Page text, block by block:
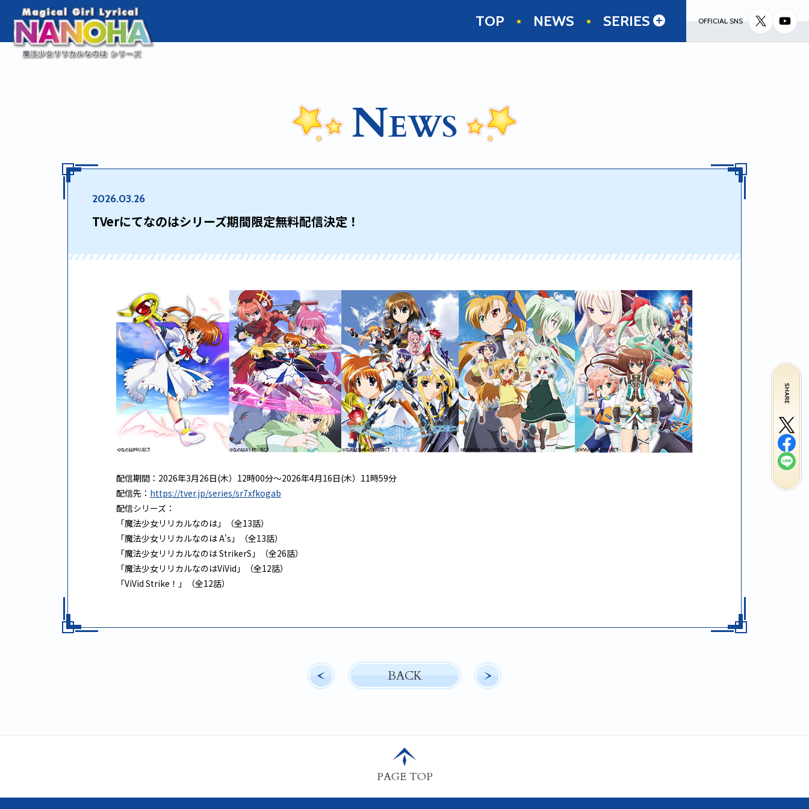
TOP NEWS SERIES OFFICIAL SNS
NEWS
2026.03.26
TVerにてなのはシリーズ期間限定無料配信決定！
配信期間：2026年3月26日(木）12時00分～2026年4月16日(木）11時59分
配信先： https://tver.jp/series/sr7xfkogab
配信シリーズ：
「魔法少女リリカルなのは」（全13話）
「魔法少女リリカルなのは A's」（全13話）
「魔法少女リリカルなのは StrikerS」（全26話）
「魔法少女リリカルなのはViVid」（全12話）
「ViVid Strike！」（全12話）
BACK
PAGE TOP
SHARE